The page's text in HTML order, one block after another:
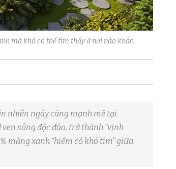
mà khó có thể tìm thấy ở nơi nào khác.
nhiên ngày càng mạnh mẽ tại
sông độc đáo, trở thành “vịnh
mảng xanh “hiếm có khó tìm” giữa